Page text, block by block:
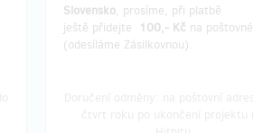
Slovensko, prosíme, při platbě
ještě přidejte
100,- Kč na poštovné
(odesíláme Zásilkovnou).